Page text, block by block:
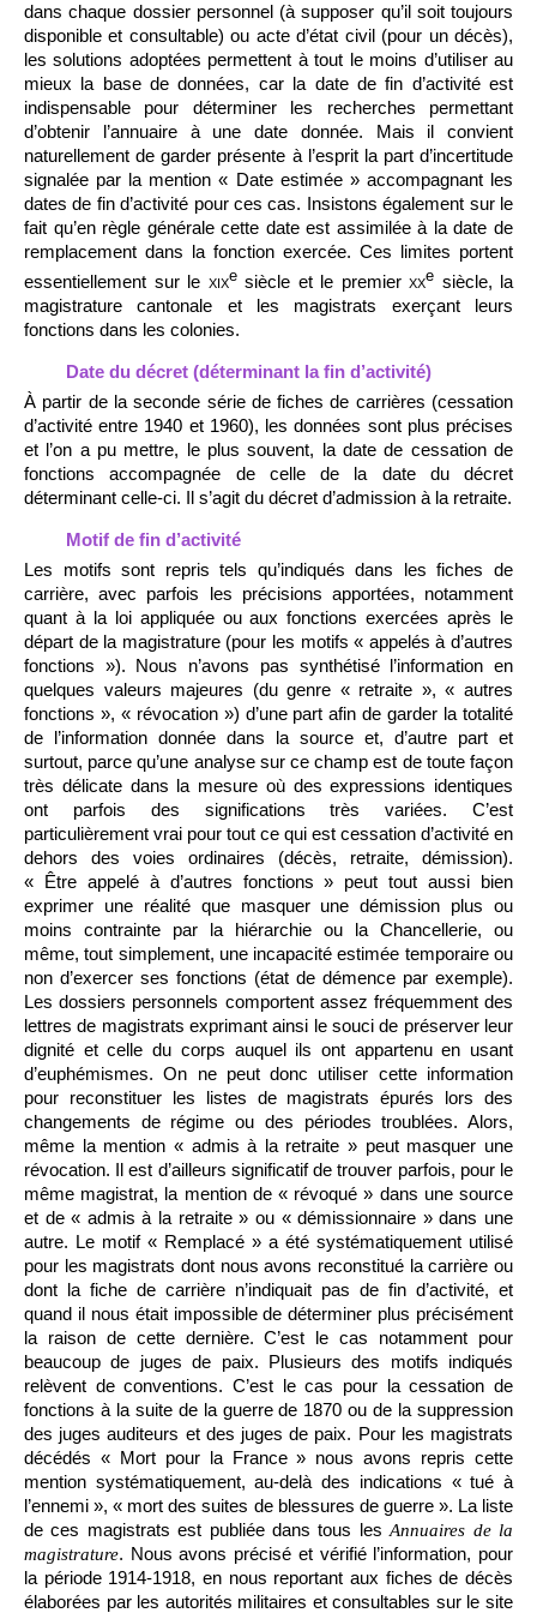
dans chaque dossier personnel (à supposer qu’il soit toujours
disponible et consultable) ou acte d’état civil (pour un décès),
les solutions adoptées permettent à tout le moins d’utiliser au
mieux la base de données, car la date de fin d’activité est
indispensable pour déterminer les recherches permettant
d’obtenir l’annuaire à une date donnée. Mais il convient
naturellement de garder présente à l’esprit la part d’incertitude
signalée par la mention « Date estimée » accompagnant les
dates de fin d’activité pour ces cas. Insistons également sur le
fait qu’en règle générale cette date est assimilée à la date de
remplacement dans la fonction exercée. Ces limites portent
essentiellement sur le xixesiècle et le premier xxe siècle, la
magistrature cantonale et les magistrats exerçant leurs
fonctions dans les colonies.
Date du décret (déterminant la fin d’activité)
À partir de la seconde série de fiches de carrières (cessation
d’activité entre 1940 et 1960), les données sont plus précises
et l’on a pu mettre, le plus souvent, la date de cessation de
fonctions accompagnée de celle de la date du décret
déterminant celle-ci. Il s’agit du décret d’admission à la retraite.
Motif de fin d’activité
Les motifs sont repris tels qu’indiqués dans les fiches de
carrière, avec parfois les précisions apportées, notamment
quant à la loi appliquée ou aux fonctions exercées après le
départ de la magistrature (pour les motifs « appelés à d’autres
fonctions »). Nous n’avons pas synthétisé l’information en
quelques valeurs majeures (du genre « retraite », « autres
fonctions », « révocation ») d’une part afin de garder la totalité
de l’information donnée dans la source et, d’autre part et
surtout, parce qu’une analyse sur ce champ est de toute façon
très délicate dans la mesure où des expressions identiques
ont parfois des significations très variées. C’est
particulièrement vrai pour tout ce qui est cessation d’activité en
dehors des voies ordinaires (décès, retraite, démission).
« Être appelé à d’autres fonctions » peut tout aussi bien
exprimer une réalité que masquer une démission plus ou
moins contrainte par la hiérarchie ou la Chancellerie, ou
même, tout simplement, une incapacité estimée temporaire ou
non d’exercer ses fonctions (état de démence par exemple).
Les dossiers personnels comportent assez fréquemment des
lettres de magistrats exprimant ainsi le souci de préserver leur
dignité et celle du corps auquel ils ont appartenu en usant
d’euphémismes. On ne peut donc utiliser cette information
pour reconstituer les listes de magistrats épurés lors des
changements de régime ou des périodes troublées. Alors,
même la mention « admis à la retraite » peut masquer une
révocation. Il est d’ailleurs significatif de trouver parfois, pour le
même magistrat, la mention de « révoqué » dans une source
et de « admis à la retraite » ou « démissionnaire » dans une
autre. Le motif « Remplacé » a été systématiquement utilisé
pour les magistrats dont nous avons reconstitué la carrière ou
dont la fiche de carrière n’indiquait pas de fin d’activité, et
quand il nous était impossible de déterminer plus précisément
la raison de cette dernière. C’est le cas notamment pour
beaucoup de juges de paix. Plusieurs des motifs indiqués
relèvent de conventions. C’est le cas pour la cessation de
fonctions à la suite de la guerre de 1870 ou de la suppression
des juges auditeurs et des juges de paix. Pour les magistrats
décédés « Mort pour la France » nous avons repris cette
mention systématiquement, au-delà des indications « tué à
l’ennemi », « mort des suites de blessures de guerre ». La liste
de ces magistrats est publiée dans tous lesAnnuaires de la
magistrature. Nous avons précisé et vérifié l’information, pour
la période 1914-1918, en nous reportant aux fiches de décès
élaborées par les autorités militaires et consultables sur le site